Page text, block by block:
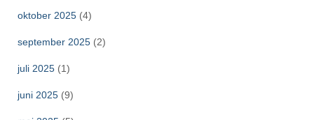
oktober 2025 (4)
september 2025 (2)
juli 2025 (1)
juni 2025 (9)